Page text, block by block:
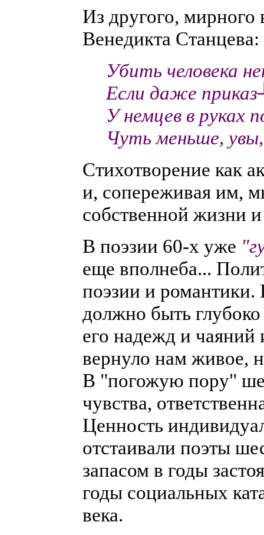
Из другого,
Венедикта Станцева:
Убить человека
Если даже
У немцев в руках
Чуть меньше,
Стихотворение как
и, сопереживая им,
собственной жизни
В поэзии 60-х уже
еще вполнеба...
поэзии и
должно быть
его надежд и чаяний
вернуло нам живое,
В "погожую пору"
чувства,
Ценность
отстаивали поэты
запасом в годы
годы социальных
века.